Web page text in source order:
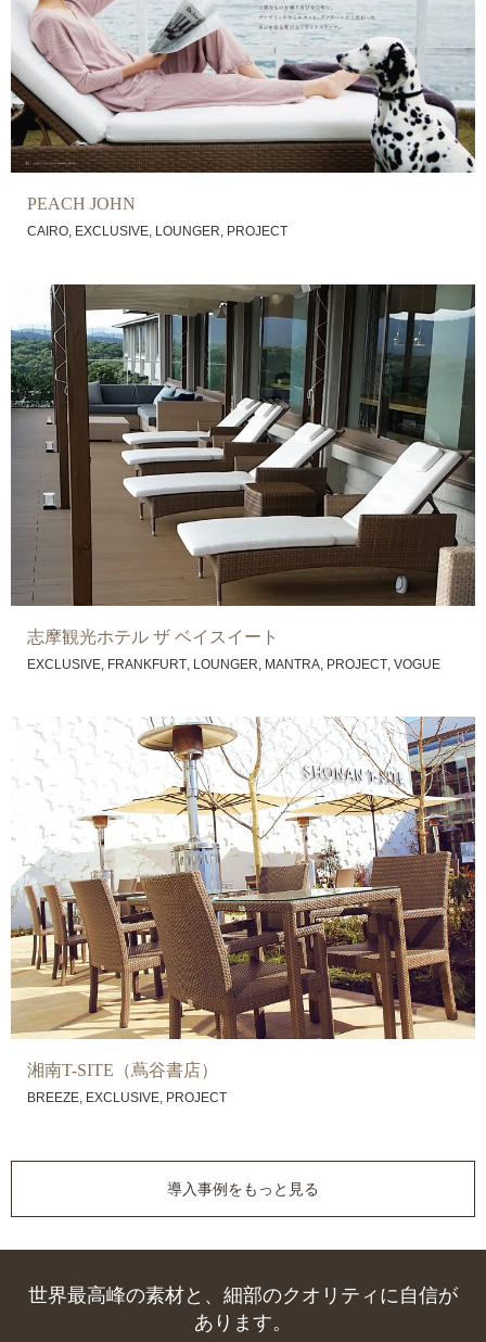
PEACH JOHN
CAIRO, EXCLUSIVE, LOUNGER, PROJECT
志摩観光ホテル ザ ベイスイート
EXCLUSIVE, FRANKFURT, LOUNGER, MANTRA, PROJECT, VOGUE
湘南T-SITE（蔦谷書店）
BREEZE EXCLUSIVE PROJECT
導入事例をもっと見る
世界最高峰の素材と、細部のクオリティに自信が
あります。